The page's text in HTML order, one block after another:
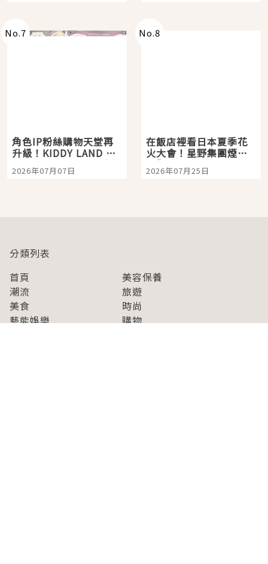
No.7
角色IP粉絲購物天堂再
升級！KIDDY LAND 原
宿店吉伊卡哇迎客，新
開幕 OMOKADO 店3分
2026年07月07日
No.8
在飯店裡看日本夏季花
火大會！星野集團煙火
景觀飯店6選，讓你不用
人擠人悠閒欣賞
2026年07月25日
分類列表
首頁
美容保養
潮流
旅遊
美食
時尚
藝能娛樂
購物